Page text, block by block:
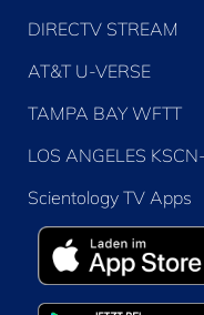
DIRECTV STREAM
AT&T U-VERSE
TAMPA BAY WFTT
LOS ANGELES
Scientology TV Apps